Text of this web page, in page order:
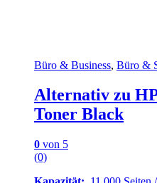
Büro & Business, Büro &
Alternativ zu
Toner Black
0 von 5
(0)